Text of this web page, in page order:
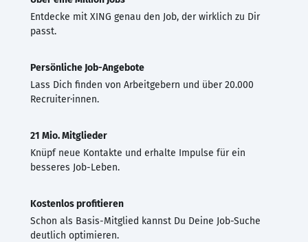
Entdecke mit XING genau den Job, der wirklich zu Dir
passt.
Persönliche Job-Angebote
Lass Dich finden von Arbeitgebern und über 20.000
Recruiter·innen.
21 Mio. Mitglieder
Knüpf neue Kontakte und erhalte Impulse für ein
besseres Job-Leben.
Kostenlos profitieren
Schon als Basis-Mitglied kannst Du Deine Job-Suche
deutlich optimieren.